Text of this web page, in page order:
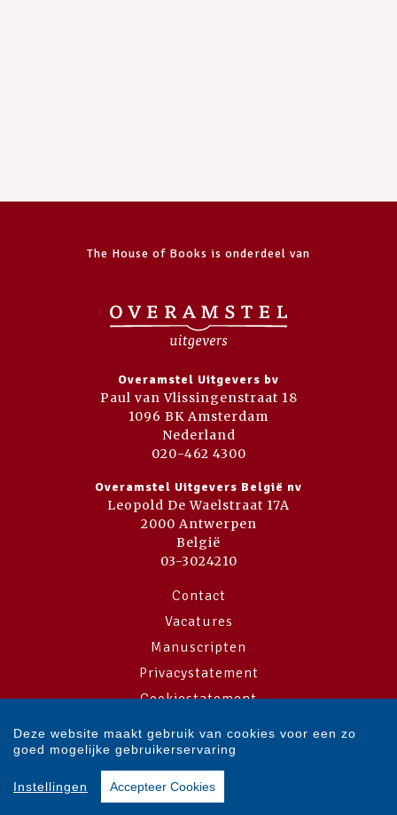
The House of Books is onderdeel van
Overamstel Uitgevers bv
Paul van Vlissingenstraat 18
1096 BK Amsterdam
Nederland
020-462 4300
Overamstel Uitgevers België nv
Leopold De Waelstraat 17A
2000 Antwerpen
België
03-3024210
Contact
Vacatures
Manuscripten
Privacystatement
Cookiestatement
Cookie-instellingen
Copyright © 2007-2026 Overamstel Uitgevers - Alle rechten voorbehouden
- Ontwerp door
Deze website maakt gebruik van cookies voor een zo
goed mogelijke gebruikerservaring
Instellingen Accepteer Cookies